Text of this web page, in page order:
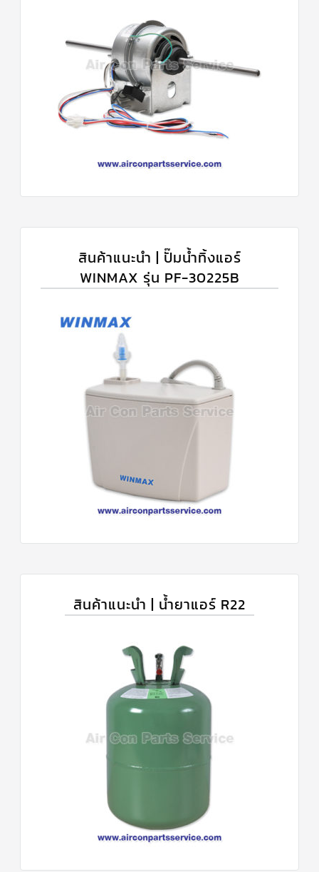
สินค้าแนะนำ | ปั๊มน้ำทิ้งแอร์
WINMAX รุ่น PF-30225B
สินค้าแนะนำ | น้ำยาแอร์ R22